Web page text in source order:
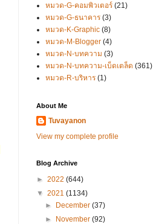
หมวด-G-คอมพิวเตอร์ (21)
หมวด-G-ธนาคาร (3)
หมวด-K-Graphic (8)
หมวด-M-Blogger (4)
หมวด-N-บทความ (3)
หมวด-N-บทความ-เบ็ดเตล็ด (361)
หมวด-R-บริหาร (1)
About Me
Tuvayanon
View my complete profile
Blog Archive
► 2022 (644)
▼ 2021 (1134)
►
December(37)
►
November(92)